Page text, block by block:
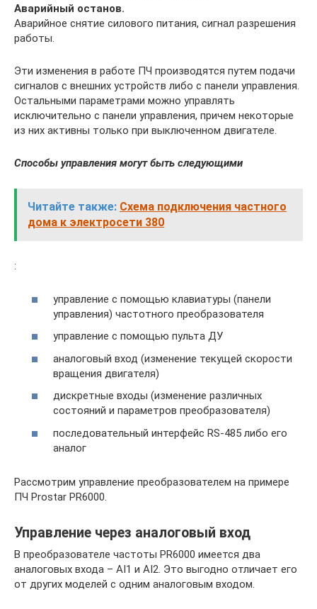
Аварийный останов.
Аварийное снятие силового питания, сигнал разрешения
работы.
Эти изменения в работе ПЧ производятся путем подачи
сигналов с внешних устройств либо с панели управления.
Остальными параметрами можно управлять
исключительно с панели управления, причем некоторые
из них активны только при выключенном двигателе.
Способы управления могут быть следующими
Читайте также: Схема подключения частного
дома к электросети 380
:
управление с помощью клавиатуры (панели
управления) частотного преобразователя
управление с помощью пульта ДУ
аналоговый вход (изменение текущей скорости
вращения двигателя)
дискретные входы (изменение различных
состояний и параметров преобразователя)
последовательный интерфейс RS-485 либо его
аналог
Рассмотрим управление преобразователем на примере
ПЧ Prostar PR6000.
Управление через аналоговый вход
В преобразователе частоты PR6000 имеется два
аналоговых входа – AI1 и AI2. Это выгодно отличает его
от других моделей с одним аналоговым входом.